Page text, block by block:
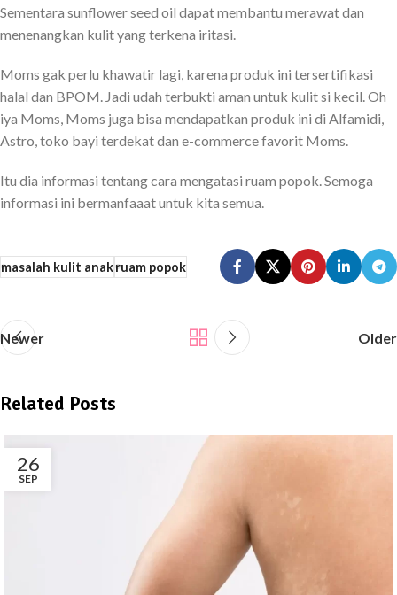
Sementara sunflower seed oil dapat membantu merawat dan
menenangkan kulit yang terkena iritasi.
Moms gak perlu khawatir lagi, karena produk ini tersertifikasi
halal dan BPOM. Jadi udah terbukti aman untuk kulit si kecil. Oh
iya Moms, Moms juga bisa mendapatkan produk ini di Alfamidi,
Astro, toko bayi terdekat dan e-commerce favorit Moms.
Itu dia informasi tentang cara mengatasi ruam popok. Semoga
informasi ini bermanfaaat untuk kita semua.
masalah kulit anakruam popok
Newer Older
Related Posts
26
SEP